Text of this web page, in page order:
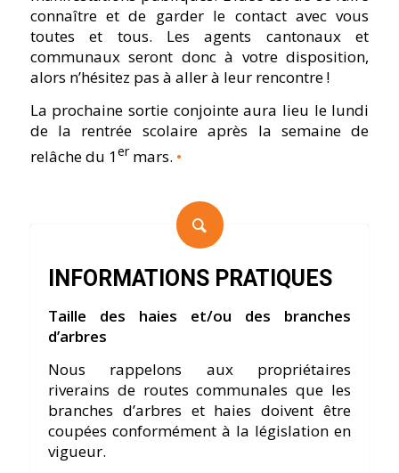
connaître et de garder le contact avec vous
toutes et tous. Les agents cantonaux et
communaux seront donc à votre disposition,
alors n’hésitez pas à aller à leur rencontre !
La prochaine sortie conjointe aura lieu le lundi
de la rentrée scolaire après la semaine de
relâche du 1ermars. •
INFORMATIONS PRATIQUES
Taille des haies et/ou des branches
d’arbres
Nous rappelons aux propriétaires
riverains de routes communales que les
branches d’arbres et haies doivent être
coupées conformément à la législation en
vigueur.